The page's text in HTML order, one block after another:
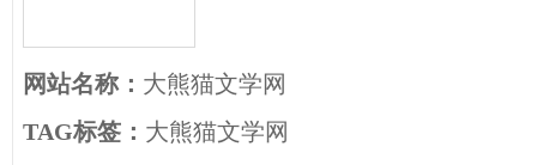
网站名称： 大熊猫文学网
TAG标签： 大熊猫文学网